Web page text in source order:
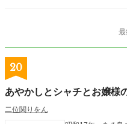
20
あやかしとシャチとお嬢様
二位関りをん